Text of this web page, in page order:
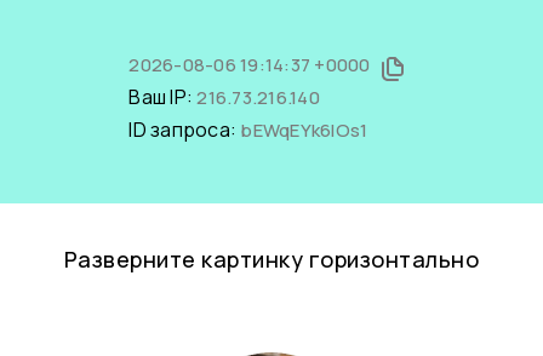
2026-08-06 19:14:37 +0000
Ваш IP:216.73.216.140
ID запроса: bEWqEYk6IOs1
Разверните картинку горизонтально